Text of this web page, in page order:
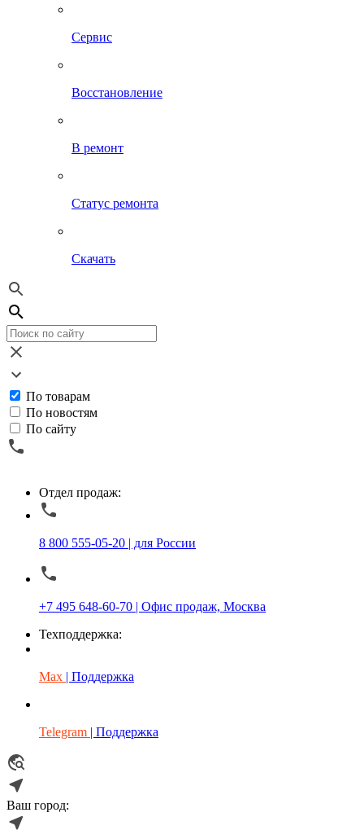
Сервис
Восстановление
В ремонт
Статус ремонта
Скачать
По товарам
По новостям
По сайту
Отдел продаж:
8 800 555-05-20 | для России
+7 495 648-60-70 | Офис продаж, Москва
Техподдержка:
Max | Поддержка
Telegram | Поддержка
Ваш город: